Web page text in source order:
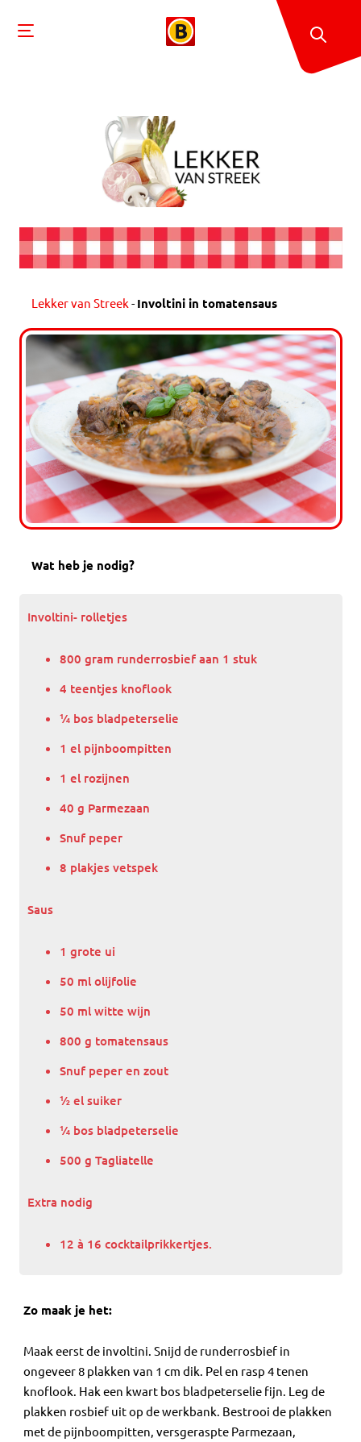
Lekker van Streek -Involtini in tomatensaus
Wat heb je nodig?
Involtini- rolletjes
800 gram runderrosbief aan 1 stuk
4 teentjes knoflook
¼ bos bladpeterselie
1 el pijnboompitten
1 el rozijnen
40 g Parmezaan
Snuf peper
8 plakjes vetspek
Saus
1 grote ui
50 ml olijfolie
50 ml witte wijn
800 g tomatensaus
Snuf peper en zout
½ el suiker
¼ bos bladpeterselie
500 g Tagliatelle
Extra nodig
12 à 16 cocktailprikkertjes.
Zo maak je het:
Maak eerst de involtini. Snijd de runderrosbief in
ongeveer 8 plakken van 1 cm dik. Pel en rasp 4 tenen
knoflook. Hak een kwart bos bladpeterselie fijn. Leg de
plakken rosbief uit op de werkbank. Bestrooi de plakken
met de pijnboompitten, versgeraspte Parmezaan,